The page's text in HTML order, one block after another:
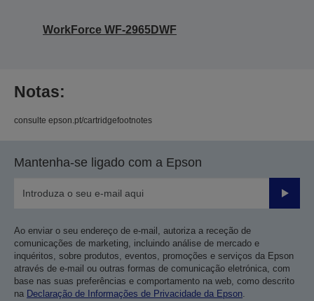
WorkForce WF-2965DWF
Notas:
consulte epson.pt/cartridgefootnotes
Mantenha-se ligado com a Epson
Enviar
Ao enviar o seu endereço de e-mail, autoriza a receção de
comunicações de marketing, incluindo análise de mercado e
inquéritos, sobre produtos, eventos, promoções e serviços da Epson
através de e-mail ou outras formas de comunicação eletrónica, com
base nas suas preferências e comportamento na web, como descrito
na Declaração de Informações de Privacidade da Epson